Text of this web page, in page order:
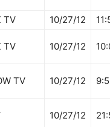
TV 10/27/12
TV 10/27/12
TV 10/27/12
10/27/12